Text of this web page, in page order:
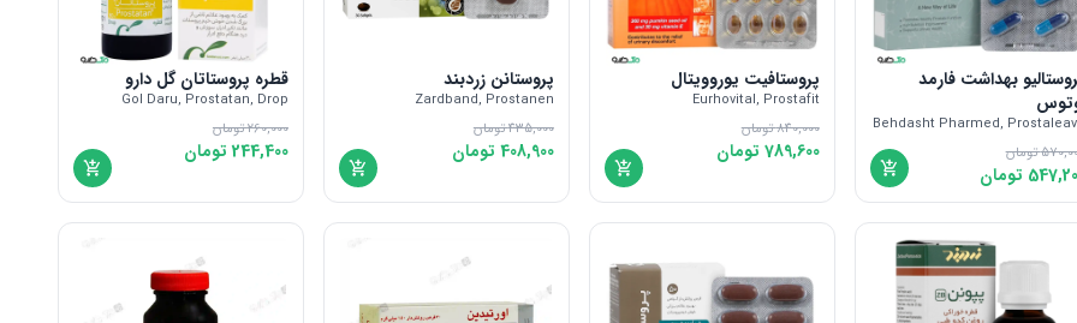
بهداشت فارمد
Behdasht Pharmed,
تومان
تومان
پروستافیت یوروویتال
Eurhovital, Prostafit
840,000تومان
789,600 تومان
پروستانن زردبند
Zardband, Prostanen
435,000تومان
408,900 تومان
قطره پروستاتان گل دارو
Gol Daru, Prostatan, Drop
260,000تومان
244,400تومان